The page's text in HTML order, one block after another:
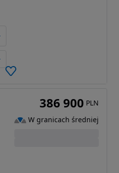
386 900 PLN
W granicach średniej